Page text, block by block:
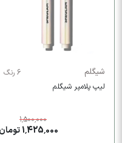
شیگلم
6 رنگ
لیپ پلامپر شیگلم
1,500,000
1,425,000 تومان